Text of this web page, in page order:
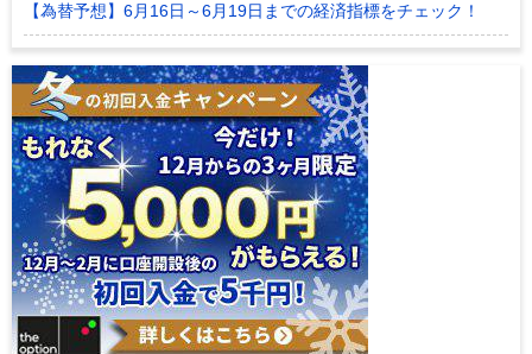
【為替予想】6月16日～6月19日までの経済指標をチェック！